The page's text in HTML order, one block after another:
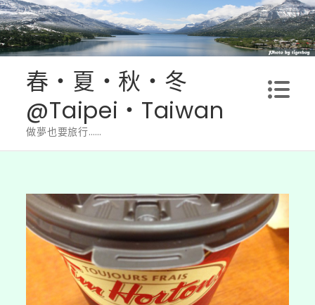
Skip
to
content
春‧夏‧秋‧冬
@Taipei‧Taiwan
做夢也要旅行……